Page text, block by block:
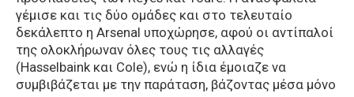
γέμισε και τις δύο ομάδες και στο τελευταίο
δεκάλεπτο η Arsenal υποχώρησε, αφού οι αντίπαλοί
της ολοκλήρωναν όλες τους τις αλλαγές
(Hasselbaink και Cole), ενώ η ίδια έμοιαζε να
συμβιβάζεται με την παράταση, βάζοντας μέσα μόνο